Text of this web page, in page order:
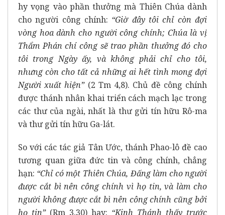
hy vọng vào phần thưởng mà Thiên Chúa dành
cho người công chính: “Giờ đây tôi chỉ còn đợi
vòng hoa dành cho người công chính; Chúa là vị
Thẩm Phán chí công sẽ trao phần thưởng đó cho
tôi trong Ngày ấy, và không phải chỉ cho tôi,
nhưng còn cho tất cả những ai hết tình mong đợi
Người xuất hiện”(2 Tm 4,8). Chủ đề công chính
được thánh nhân khai triển cách mạch lạc trong
các thư của ngài, nhất là thư gửi tín hữu Rô-ma
và thư gửi tín hữu Ga-lát.
So với các tác giả Tân Ước, thánh Phao-lô đề cao
tương quan giữa đức tin và công chính, chẳng
hạn: “Chỉ có một Thiên Chúa, Đấng làm cho người
được cắt bì nên công chính vì họ tin, và làm cho
người không được cắt bì nên công chính cũng bởi
họ tin”(Rm 3,30) hay: “Kinh Thánh thấy trước